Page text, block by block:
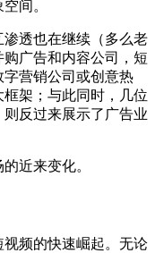
间。
透也在继续（多么老
广告和内容公司，短
营销公司或创意热
架；与此同时，几位
反过来展示了广告业
近来变化。
频的快速崛起。无论